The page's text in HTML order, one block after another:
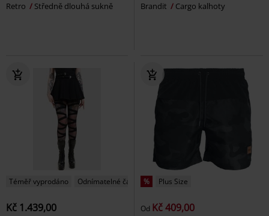
Retro
Středně dlouhá sukně
Brandit
Cargo kalhoty
Téměř vyprodáno Odnímatelné části
Kč 1.439,00
% Plus Size
Od Kč 409,00